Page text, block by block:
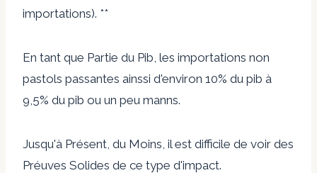
importations). **
En tant que Partie du Pib, les importations non
pastols passantes ainssi d'environ 10% du pib à
9,5% du pib ou un peu manns.
Jusqu'à Présent, du Moins, il est difficile de voir des
Préuves Solides de ce type d'impact.